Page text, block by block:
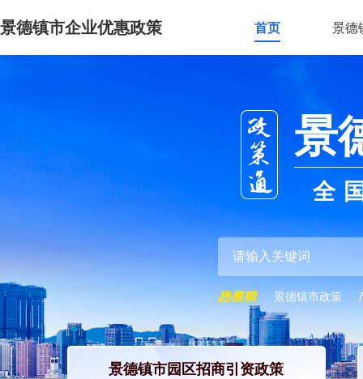
景德镇市企业优惠政策 首页 景德
景
全
景德镇市政策
景德镇市园区招商引资政策